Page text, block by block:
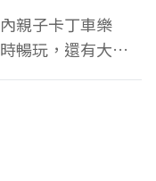
親子卡丁車樂
暢玩，還有大螢